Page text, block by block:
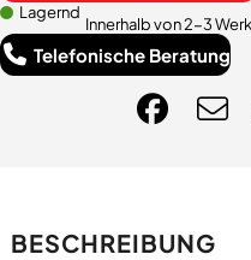
Lagernd
Innerhalb von 2-3
Telefonische Beratung
BESCHREIBUNG